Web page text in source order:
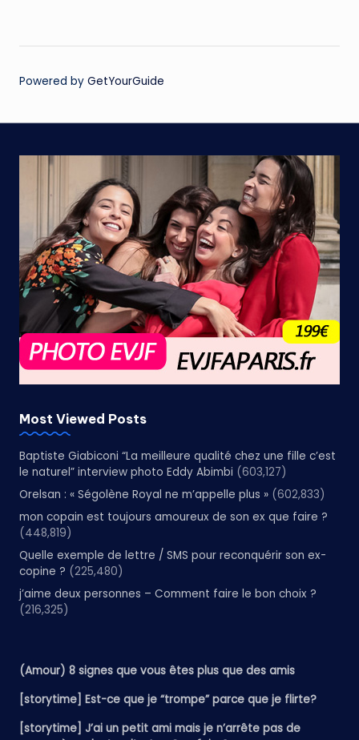
Powered by GetYourGuide
Most Viewed Posts
Baptiste Giabiconi “La meilleure qualité chez une fille c’est
le naturel” interview photo Eddy Abimbi (603,127)
Orelsan : « Ségolène Royal ne m’appelle plus » (602,833)
mon copain est toujours amoureux de son ex que faire ?
(448,819)
Quelle exemple de lettre / SMS pour reconquérir son ex-
copine ? (225,480)
j’aime deux personnes – Comment faire le bon choix ?
(216,325)
(Amour) 8 signes que vous êtes plus que des amis
[storytime] Est-ce que je “trompe” parce que je flirte?
[storytime] J’ai un petit ami mais je n’arrête pas de